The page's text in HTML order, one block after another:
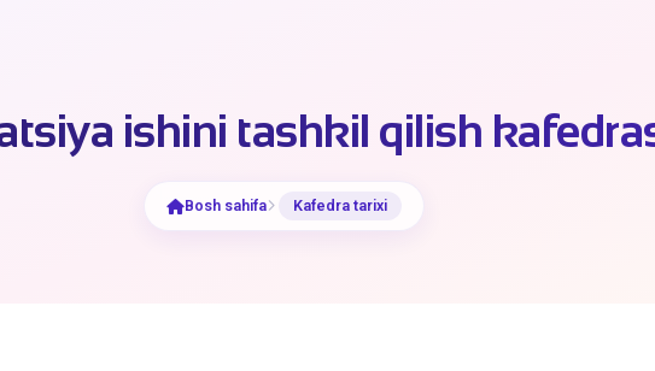
ishini tashkil qilish
Bosh sahifa Kafedra tarixi